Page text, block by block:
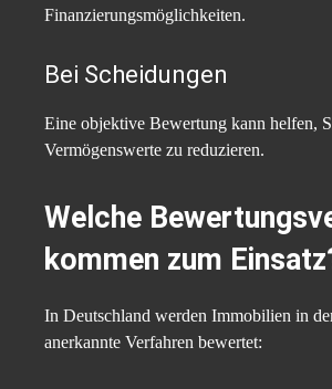
Finanzierungsmöglichkeiten.
Bei Scheidungen
Eine objektive Bewertung kann helfen,
Vermögenswerte zu reduzieren.
Welche
kommen zum
In Deutschland werden Immobilien in
anerkannte Verfahren bewertet: